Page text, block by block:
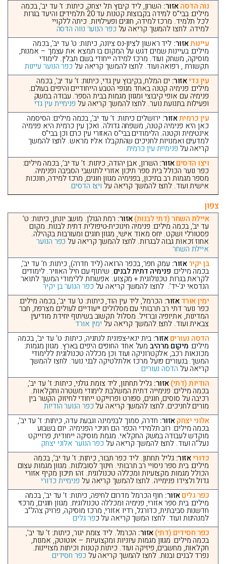
נוה הדסהאזור: השרון, ליד קיבוץ תל יצחק, כיתות: ז’ עד יב’, בכמה
מילים: בבי”ס למידה בקבוצות קטנות עד 20 תלמידים והיעד בגרות
לכל תלמיד. מרכז למידה, חוגים ופעילויות. כיתה ללקויי
למידה. לחצו להמשך קריאה על כפר הנוער נווה הדסה
עיינותאזור: ליד ראשון לציון-נס ציונה, כיתות: ט’ עד יב’, בכמה
מילים: בעיינות שמים דגש על המקום בו תמצא את עצמך – אמנות,
מוסיקה, משחק ועוד. מרכז למידה ייחודי בשם תבלין. לימודי
תקשורת , רפואה ועוד. לחצו להמשך קריאה על כפר הנוער עיינות
עין גדיאזור: ים המלח, בקיבוץ עין גדי, כיתות: ז’ עד יב’, בכמה
מילים: פנימיה קטנה באחד מנופי הטבע הייחודיים והיפים בעולם.
פנימיה עם אופי קיבוצי ומגוון מגמות בבית הספר. עבודה במשק
ופעילות בתנועת נוער. לחצו להמשך קריאה על פנימיית עין גדי
עין כרמיתאזור: ירושלים כיתות: ז’ עד יב’, בכמה מילים: הסיסמה
כאן היא פנימיה קטנה, משפחה גדולה. ואכן עין כרמית היא פנימיה
אינטימית וקטנה. הלימודים בבי”ס האזורי עין כרם וכן בבי”ס
למדעים ואמנויות לחניכים שהתקבלו אליו מראש. לחצו להמשך
קריאה על פנימיית עין כרמית
ויצו הדסיםאזור: השרון, אבן יהודה, כיתות: ז’ עד יב’, בכמה מילים:
כפר נוער הכולל בית ספר תיכון אזורי לתושבי הסביבה ופנימיה.
מספר מגמות רב בתיכון, בפנימיה מגוון חוגים, מרכז למידה, חונכות
אישית ועוד. לחצו להמשך קריאה עלויצו הדסים
צפון
איילת השחר (דתי לבנות)אזור: רמת הגולן. מושב יונתן, כיתות: ט’
עד יב’, בכמה מילים: פנימיה חינוכית-טיפולית דתית לבנות. מקום
פסטורלי ושקט. יחס מאוד אישי, מגוון חוגים ומעורבות בקהילה.
אחוז זכאות גבוה לבגרות. לחצו להמשך קריאה על כפר הנוער
איילת השחר
בן יקיראזור: עמק חפר, בכפר הרואה (ליד חדרה), כיתות: ח’ עד יב’,
בכמה מילים: פנימיה דתית לבנים. שיתוף עם חיל האוויר. לימודים
לקראת בגרות טכנולוגית + מקצוע. אפשרות ללימודי המשך לתואר
הנדסאי יג’-יד’. לחצו להמשך קריאה על כפר הנוער בן יקיר
ימין אורדאזור: הכרמל, ליד עין הוד, כיתות: ט’ עד יב’, בכמה מילים:
כפר נוער דתי רב תרבותי עם מסלולים ייעודיים לעולים מצרפת, חבר
המדינות, אתיופיה וברזיל. מסלול תקשוב בשיתוף יחידת מודיעין
צבאית ועוד. לחצו להמשך קריאה על ימין אורד
הדסה נעוריםאזור: בית ינאי-צפונית לנתניה, כיתות: ט’ עד יב’, בכמה
מילים: מיקום מרהיבמעל אחד החופים היפים בארץ. מגוון מגמות:
מכונאות רכב, אלקטרוניקה ועוד וכן מכללה טכנולוגית ללימודי
המשך. בנעורים פועל מרכז אלתלטיקה לבני נוער. לחצו להמשך
קריאה על הדסה נעורים
הודיות (דתי)אזור: גליל תחתון, ליד צומת גולני, כיתות: ז’ עד יב’,
בכמה מילים: פנימייה דתית המשלבת לימודי משטרה וחקלאות.
רכיבה על סוסים, חוגים, ספורט ופרוייקט ייחודי לחיזוק הקשר בין
מורים לחניכים. לחצו להמשך קריאה עלכפר הנוער הודיות
אלוני יצחקאזור: חדרה, סמוך לבנימינה וגבעת עדה, כיתות: ז’ עד יב’,
בכמה מילים: רוב תלמידי הכפר הם חניכי הפנימיה. יום בשבוע
מוקדש לעבודה במשק החקלאי. מגמת מוסיקה ייחודית, פרוייקט
נעל”ה ועוד. לחצו להמשך קריאה על כפר הנוער אלוני יצחק
כדוריאזור: גליל תחתון. ליד כפר תבור, כיתות: ז’ עד יב’, בכמה
מילים: בית ספר ניסויי רב תרבותי. חינוך לסובלנות. מגוון מגמות עצום
הכולל מגמות מקצועיות ומכללה טכנולוגית. זהו תיכון מקיף אזורי
גדול ולצידו פנימייה. לחצו להמשך קריאה על פנימיית כדורי
כפר גליםאזור: חוף הכרמל מדרום לחיפה, כיתות: ז’ עד יב’, בכמה
מילים: בית ספר אזורי, פנימיה ומכללה טכנולוגית. מגוון חוגים, מרכזי
חדשנות סביבתית, כדורגל, רדיו אזורי, מרכז מוסיקה, פרויק צהל”ב
למנהיגות ועוד. לחצו המשך קריאה על כפר גלים
כפר חסידים (דתי)אזור: הכרמל. ליד צומת יגור, כיתות: ז’ עד יב’,
בכמה מילים: מגוון מגמות עיוניות ומקצועיות – אוטוטק, אמנות,
חקלאות, מחשבים, פיזיקה ועוד. כיתות קטנות וכיתות מצויינות.
נפרד לבנים ובנות. לחצו להמשך קריאה על כפר חסידים